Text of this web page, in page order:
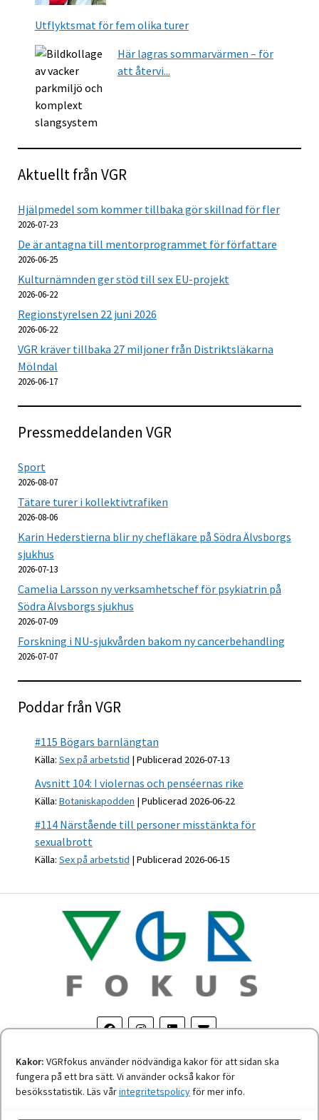
Kakor: VGRfokus använder nödvändiga kakor för att sidan ska
fungera på ett bra sätt. Vi använder också kakor för
besöksstatistik. Läs vårintegritetspolicy för mer info.
Utflyktsmat för fem olika turer
Här lagras sommarvärmen – för
att återvi...
Aktuellt från VGR
Hjälpmedel som kommer tillbaka gör skillnad för fler
2026-07-23
De är antagna till mentorprogrammet för författare
2026-06-25
Kulturnämnden ger stöd till sex EU-projekt
2026-06-22
Regionstyrelsen 22 juni 2026
2026-06-22
VGR kräver tillbaka 27 miljoner från Distriktsläkarna
Mölndal
2026-06-17
Pressmeddelanden VGR
Sport
2026-08-07
Tätare turer i kollektivtrafiken
2026-08-06
Karin Hederstierna blir ny chefläkare på Södra Älvsborgs
sjukhus
2026-07-13
Camelia Larsson ny verksamhetschef för psykiatrin på
Södra Älvsborgs sjukhus
2026-07-09
Forskning i NU-sjukvården bakom ny cancerbehandling
2026-07-07
Poddar från VGR
#115 Bögars barnlängtan
Källa: Sex på arbetstid Publicerad 2026-07-13
Avsnitt 104: I violernas och penséernas rike
Källa: Botaniskapodden Publicerad 2026-06-22
#114 Närstående till personer misstänkta för
sexualbrott
Källa: Sex på arbetstid Publicerad 2026-06-15
Om personuppgifter Tillgänglighetsredogörelse